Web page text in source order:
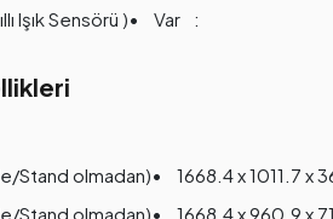
Işık Sensörü )
Var
Stand olmadan)
1668.4 x 1011.7 x
Stand olmadan)
1668.4 x 960.9 x